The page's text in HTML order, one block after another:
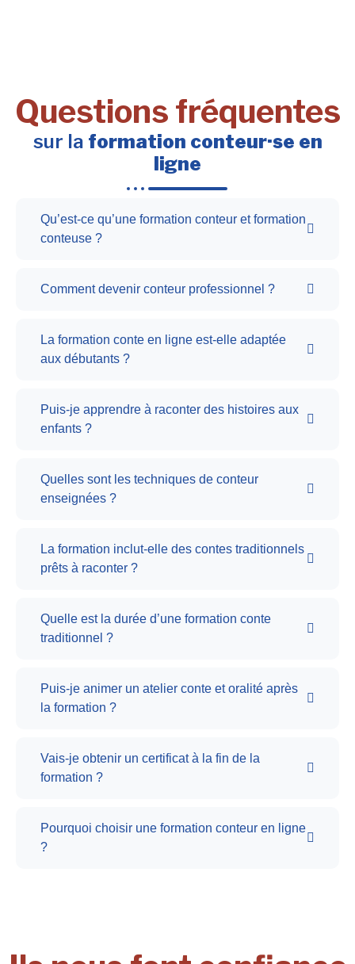
Questions fréquentes
sur la formation conteur·se en
ligne
Qu’est-ce qu’une formation conteur et formation
conteuse ?
Comment devenir conteur professionnel ?
La formation conte en ligne est-elle adaptée
aux débutants ?
Puis-je apprendre à raconter des histoires aux
enfants ?
Quelles sont les techniques de conteur
enseignées ?
La formation inclut-elle des contes traditionnels
prêts à raconter ?
Quelle est la durée d’une formation conte
traditionnel ?
Puis-je animer un atelier conte et oralité après
la formation ?
Vais-je obtenir un certificat à la fin de la
formation ?
Pourquoi choisir une formation conteur en ligne
?